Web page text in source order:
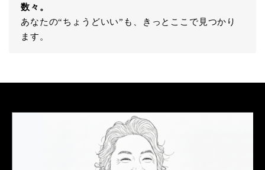
数々。
あなたの“ちょうどいい”も、きっとここで見つかり
ます。